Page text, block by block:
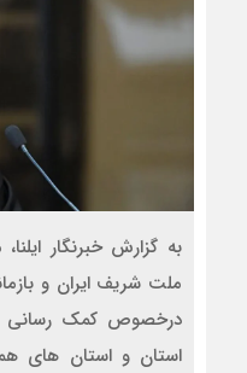
به گزارش خبرنگار
ملت شریف ایران و
درخصوص کمک رسانی
استان و استان های